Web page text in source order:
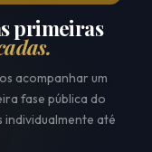
primeiras
acompanhar um
fase pública do
individualmente até